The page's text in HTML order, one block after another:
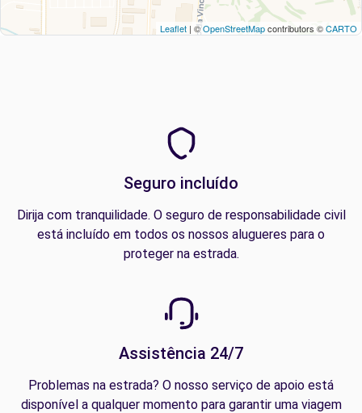
Leaflet | ©OpenStreetMapcontributors ©CARTO
Seguro incluído
Dirija com tranquilidade. O seguro de responsabilidade civil
está incluído em todos os nossos alugueres para o
proteger na estrada.
Assistência 24/7
Problemas na estrada? O nosso serviço de apoio está
disponível a qualquer momento para garantir uma viagem